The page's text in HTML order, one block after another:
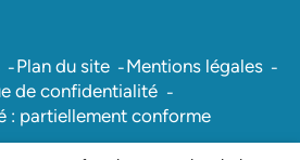
Plan du site
Mentions légales
de confidentialité
: partiellement conforme